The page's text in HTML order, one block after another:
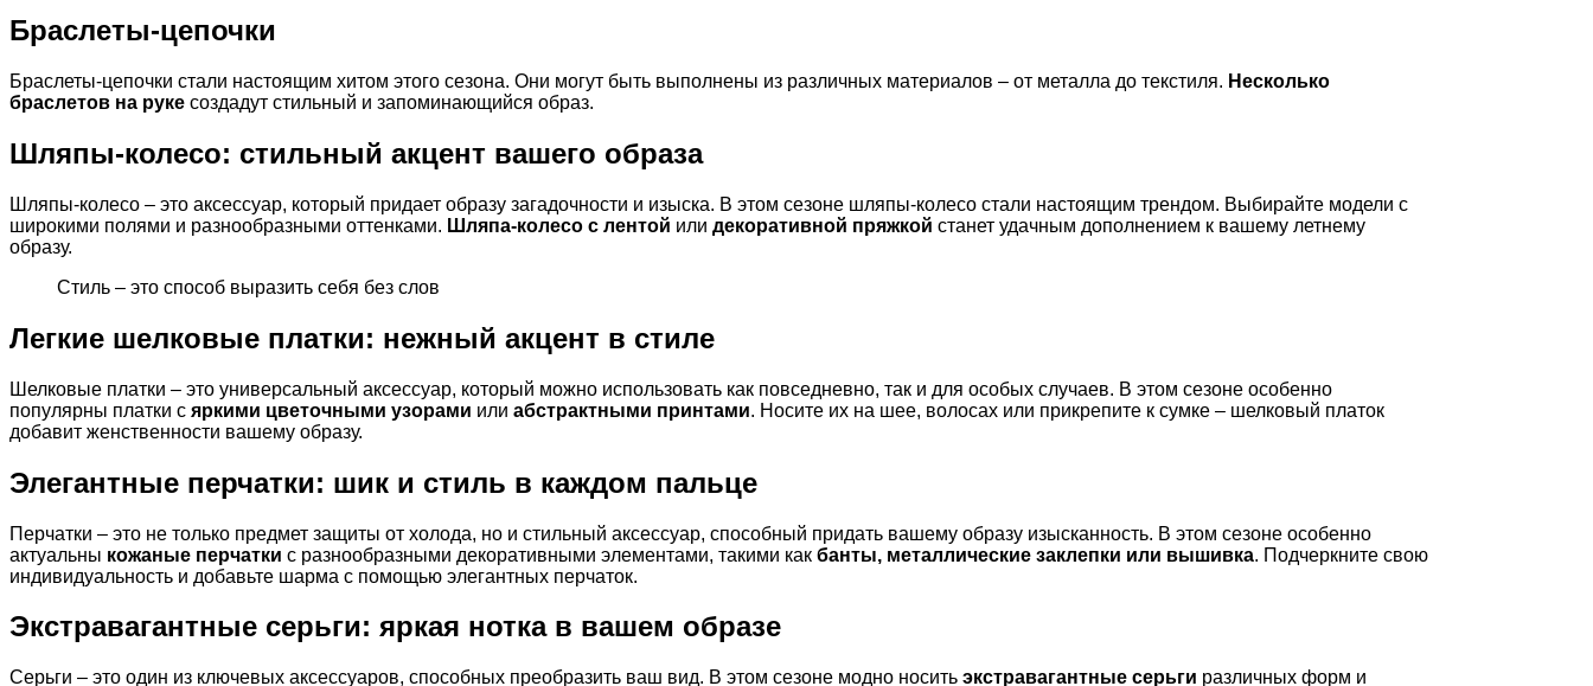
Браслеты-цепочки
Браслеты-цепочки стали настоящим хитом этого сезона. Они могут быть выполнены из различных материалов – от металла до текстиля. Несколько
браслетов на руке создадут стильный и запоминающийся образ.
Шляпы-колесо: стильный акцент вашего образа
Шляпы-колесо – это аксессуар, который придает образу загадочности и изыска. В этом сезоне шляпы-колесо стали настоящим трендом. Выбирайте модели с
широкими полями и разнообразными оттенками. Шляпа-колесо с лентой или декоративной пряжкой станет удачным дополнением к вашему летнему
образу.
Стиль – это способ выразить себя без слов
Легкие шелковые платки: нежный акцент в стиле
Шелковые платки – это универсальный аксессуар, который можно использовать как повседневно, так и для особых случаев. В этом сезоне особенно
популярны платки с яркими цветочными узорами или абстрактными принтами. Носите их на шее, волосах или прикрепите к сумке – шелковый платок
добавит женственности вашему образу.
Элегантные перчатки: шик и стиль в каждом пальце
Перчатки – это не только предмет защиты от холода, но и стильный аксессуар, способный придать вашему образу изысканность. В этом сезоне особенно
актуальны кожаные перчатки с разнообразными декоративными элементами, такими как банты, металлические заклепки или вышивка. Подчеркните свою
индивидуальность и добавьте шарма с помощью элегантных перчаток.
Экстравагантные серьги: яркая нотка в вашем образе
Серьги – это один из ключевых аксессуаров, способных преобразить ваш вид. В этом сезоне модно носить экстравагантные серьги различных форм и